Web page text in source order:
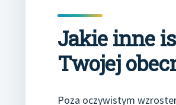
Jakie inne
Twojej
Poza oczywistym